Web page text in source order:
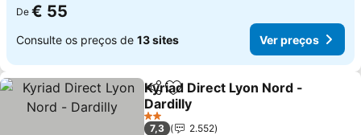
De € 55
Consulte os preços de 13 sites Ver preços
PartilharAdicionar aos favoritos
Kyriad Direct Lyon Nord -
Dardilly
2 Estrelas
7,3
2.552